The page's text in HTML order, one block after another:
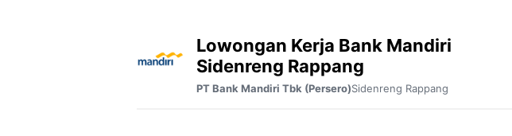
Lowongan Kerja Bank Mandiri
Sidenreng Rappang
PT Bank Mandiri Tbk (Persero)Sidenreng Rappang